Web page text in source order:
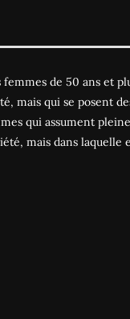
de 50 ans et
mais qui se posent
qui assument
mais dans laquelle